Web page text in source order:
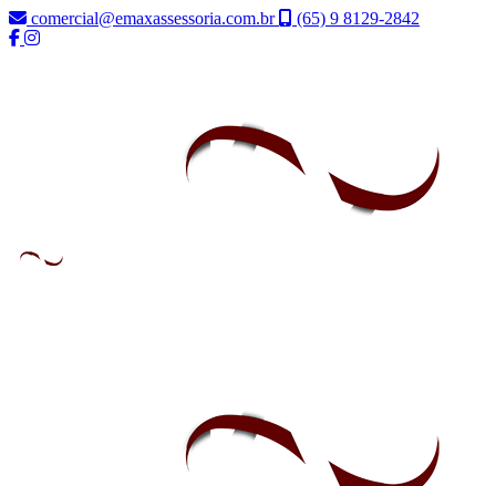
comercial@emaxassessoria.com.br (65) 9 8129-2842